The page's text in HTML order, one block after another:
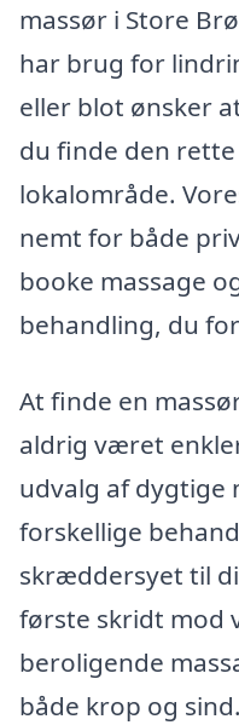
massør i Store
har brug for
eller blot ønsker
du finde den
lokalområde.
nemt for både
booke massage
behandling, du
At finde en
aldrig været
udvalg af dygtige
forskellige
skræddersyet til
første skridt mod
beroligende
både krop og sind.